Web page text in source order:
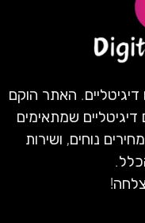
האתר הוקם
שמתאימים
נוחים, ושירות